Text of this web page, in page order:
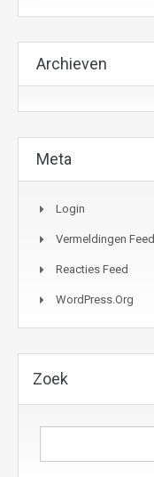
Archieven
Meta
Login
Vermeldingen Feed
Reacties Feed
WordPress.org
Zoek